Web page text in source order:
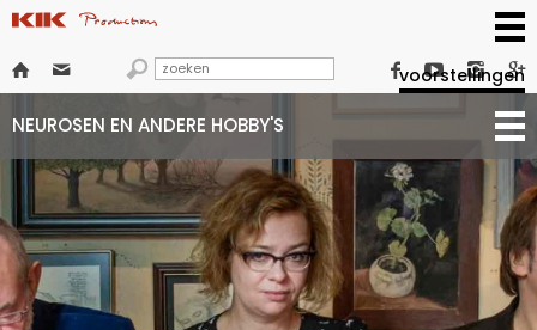
      
voorstellingen
NEUROSEN EN ANDERE HOBBY'S